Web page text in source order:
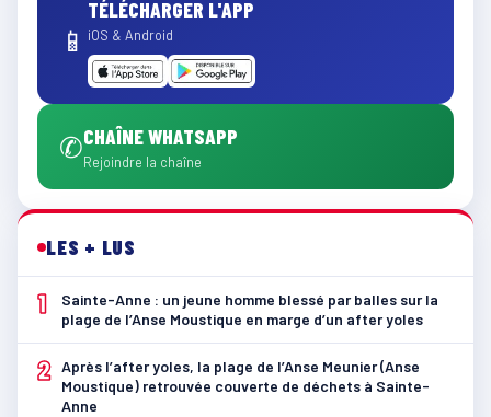
📱
TÉLÉCHARGER L'APP
iOS & Android
✆CHAÎNE WHATSAPP
Rejoindre la chaîne
LES + LUS
1
Sainte-Anne : un jeune homme blessé par balles sur la
plage de l’Anse Moustique en marge d’un after yoles
2 Après l’after yoles, la plage de l’Anse Meunier (Anse
Moustique) retrouvée couverte de déchets à Sainte-
Anne